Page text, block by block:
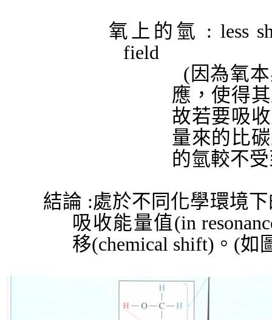
氧上的氫 : less
field
(因為氧
應，使得
故若要吸
量來的比
的氫較不
結論 :處於不同化學環境
吸收能量值(in
移(chemical shift) 。 (如